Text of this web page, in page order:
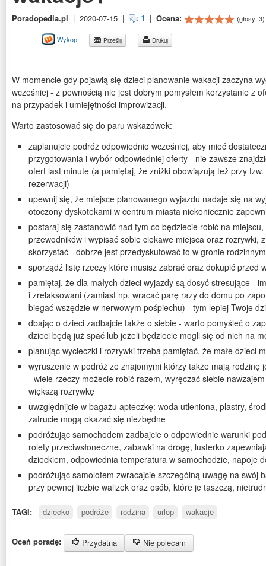
Poradopedia.pl | 2020-07-15 | 1 | Ocena: (głosy: 3)
Wykop Prześlij Drukuj
W momencie gdy pojawią się dzieci planowanie wakacji zaczyna
wcześniej - z pewnością nie jest dobrym pomysłem korzystanie z
na przypadek i umiejętności improwizacji.
Warto zastosować się do paru wskazówek:
zaplanujcie podróż odpowiednio wcześniej, aby mieć
przygotowania i wybór odpowiedniej oferty - nie zawsze
ofert last minute (a pamiętaj, że zniżki obowiązują też przy
rezerwacji)
upewnij się, że miejsce planowanego wyjazdu nadaje się na
otoczony dyskotekami w centrum miasta niekoniecznie
postaraj się zastanowić nad tym co będziecie robić na
przewodników i wypisać sobie ciekawe miejsca oraz rozrywki,
skorzystać - dobrze jest przedyskutować to w gronie rodzinnym
sporządź listę rzeczy które musisz zabrać oraz dokupić przed
pamiętaj, że dla małych dzieci wyjazdy są dosyć stresujące -
i zrelaksowani (zamiast np. wracać parę razy do domu po
biegać wszędzie w nerwowym pośpiechu) - tym lepiej Twoje
dbając o dzieci zadbajcie także o siebie - warto pomyśleć o
dzieci będą już spać lub jeżeli będziecie mogli się od nich na
planując wycieczki i rozrywki trzeba pamiętać, że małe dzieci
wyruszenie w podróż ze znajomymi którzy także mają rodzinę
- wiele rzeczy możecie robić razem, wyręczać siebie
większą rozrywkę
uwzględnijcie w bagażu apteczkę: woda utleniona, plastry,
zatrucie mogą okazać się niezbędne
podróżując samochodem zadbajcie o odpowiednie warunki
rolety przeciwsłoneczne, zabawki na drogę, lusterko
dzieckiem, odpowiednia temperatura w samochodzie, napoje
podróżując samolotem zwracajcie szczególną uwagę na swój
przy pewnej liczbie walizek oraz osób, które je taszczą,
TAGI: dziecko podróże rodzina urlop wakacje
Oceń poradę: Przydatna Nie polecam